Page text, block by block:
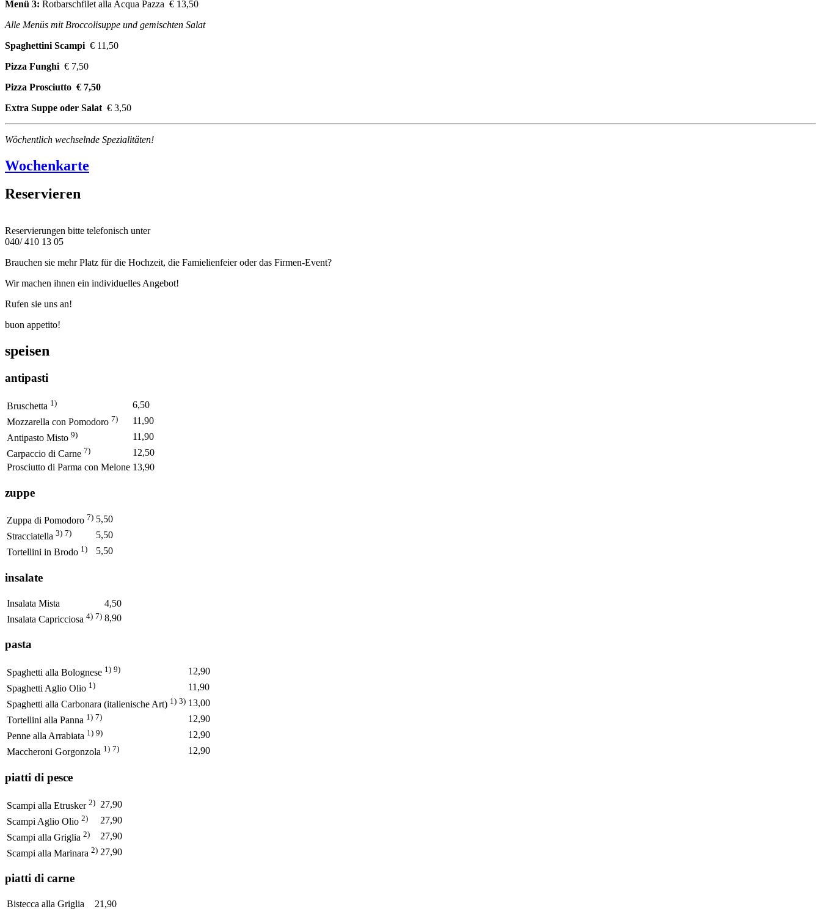
Menü 3: Rotbarschfilet alla Acqua Pazza € 13,50
Alle Menüs mit Broccolisuppe und gemischten Salat
Spaghettini Scampi € 11,50
Pizza Funghi € 7,50
Pizza Prosciutto € 7,50
Extra Suppe oder Salat € 3,50
Wöchentlich wechselnde Spezialitäten!
Wochenkarte
Reservieren
Reservierungen bitte telefonisch unter
040/ 410 13 05
Brauchen sie mehr Platz für die Hochzeit, die Famielienfeier oder das Firmen-Event?
Wir machen ihnen ein individuelles Angebot!
Rufen sie uns an!
buon appetito!
speisen
antipasti
Bruschetta 1)
6,50
Mozzarella con Pomodoro 7)
11,90
Antipasto Misto 9)
11,90
Carpaccio di Carne 7)
12,50
Prosciutto di Parma con Melone 13,90
zuppe
Zuppa di Pomodoro 7) 5,50
Stracciatella 3) 7)
5,50
Tortellini in Brodo 1) 5,50
insalate
Insalata Mista
4,50
Insalata Capricciosa 4) 7) 8,90
pasta
Spaghetti alla Bolognese 1) 9)
12,90
Spaghetti Aglio Olio 1)
11,90
Spaghetti alla Carbonara (italienische Art) 1) 3) 13,00
Tortellini alla Panna 1) 7)
12,90
Penne alla Arrabiata 1) 9)
12,90
Maccheroni Gorgonzola 1) 7) 12,90
piatti di pesce
Scampi alla Etrusker 2) 27,90
Scampi Aglio Olio 2)
27,90
Scampi alla Griglia 2)
27,90
Scampi alla Marinara 2) 27,90
piatti di carne
Bistecca alla Griglia
21,90